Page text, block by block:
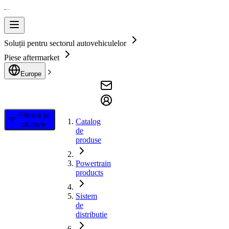
Soluții pentru sectorul autovehiculelor
Piese aftermarket
Europe
Filtrare și
căutare
Catalog
de
produse
Powertrain
products
Sistem
de
distributie